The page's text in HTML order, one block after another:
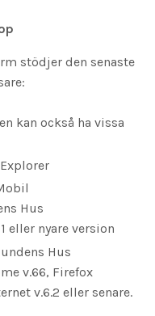
stödjer den senaste
kan också ha vissa
Hus
eller nyare version
Hus
v.66, Firefox
v.6.2 eller senare.